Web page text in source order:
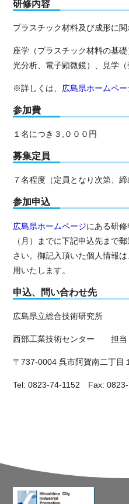
研修内容
プラスチック材料及び成形に
座学（プラスチック材料の基
光分析、電子顕微鏡）、見学（
※詳しくは、 広島県ホームペー
参加費
１名につき３,０００円
募集定員
７名程度（定員となり次第、
参加申込
広島県ホームページにある研
（月）までに下記申込先まで
さい。御記入頂いた個人情報
用いたします。
申込、問い合わせ先
広島県立総合技術研究所
西部工業技術センター 担当
〒737-0004 呉市阿賀南二丁目
Tel: 0823-74-1152 Fax: 0823-